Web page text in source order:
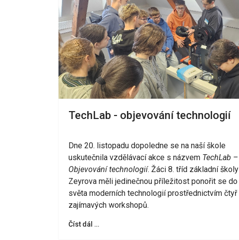
TechLab - objevování technologií
Dne 20. listopadu dopoledne se na naší škole
uskutečnila vzdělávací akce s názvem TechLab –
Objevování technologií. Žáci 8. tříd základní školy
Zeyrova měli jedinečnou příležitost ponořit se do
světa moderních technologií prostřednictvím čtyř
zajímavých workshopů.
Číst dál …